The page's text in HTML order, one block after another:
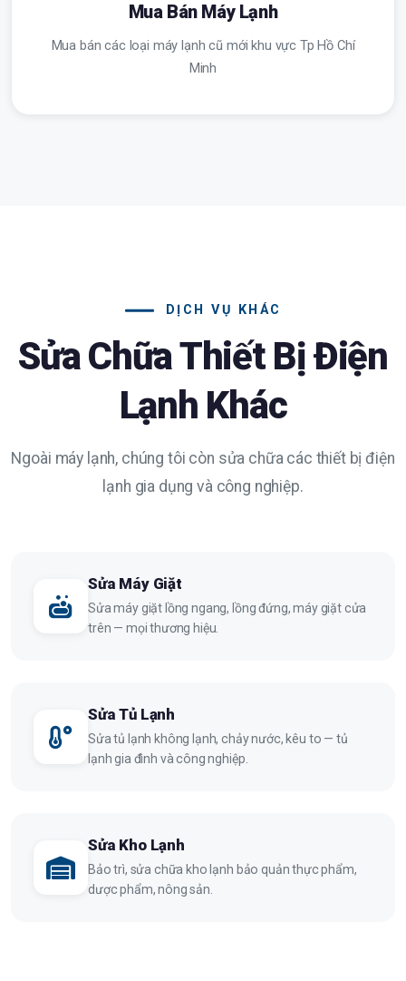
Mua Bán Máy Lạnh
Mua bán các loại máy lạnh cũ mới khu vực Tp Hồ Chí
Minh
DỊCH VỤ KHÁC
Sửa Chữa Thiết Bị Điện
Lạnh Khác
Ngoài máy lạnh, chúng tôi còn sửa chữa các thiết bị điện
lạnh gia dụng và công nghiệp.
Sửa Máy Giặt
Sửa máy giặt lồng ngang, lồng đứng, máy giặt cửa
trên — mọi thương hiệu.
Sửa Tủ Lạnh
Sửa tủ lạnh không lạnh, chảy nước, kêu to — tủ
lạnh gia đình và công nghiệp.
Sửa Kho Lạnh
Bảo trì, sửa chữa kho lạnh bảo quản thực phẩm,
dược phẩm, nông sản.